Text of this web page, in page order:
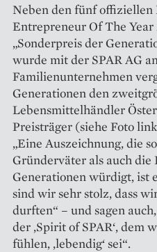
Neben den fünf
Entrepreneur Of The Year
„Sonderpreis der
wurde mit der SPAR AG
Familienunternehmen
Generationen den
Lebensmittelhändler
Preisträger (siehe Foto
„Eine Auszeichnung, die
Gründerväter als auch
Generationen würdigt, ist
sind wir sehr stolz, dass
durften“ – und sagen
der ‚Spirit of SPAR‘, dem
fühlen, ,lebendig‘ sei“.